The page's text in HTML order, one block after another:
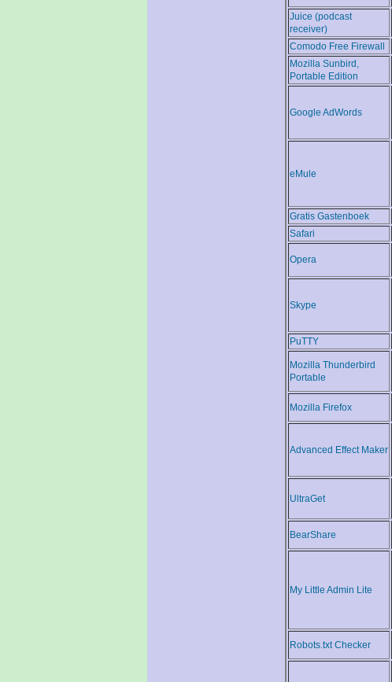
Juice (podcast
receiver)
Comodo Free Firewall
Mozilla Sunbird,
Portable Edition
Google AdWords
eMule
Gratis Gastenboek
Safari
Opera
Skype
PuTTY
Mozilla Thunderbird
Portable
Mozilla Firefox
Advanced Effect Maker
UltraGet
BearShare
My Little Admin Lite
Robots.txt Checker